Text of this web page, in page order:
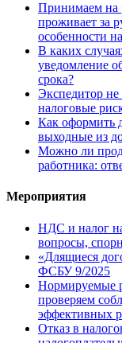
Принимаем на
проживает за
особенности
В каких
уведомление
срока?
Экспедитор не
налоговые
Как оформить
выходные из
Можно ли
работника:
Мероприятия
НДС и налог
вопросы,
«Длящиеся
ФСБУ 9/2025
Нормируемые
проверяем
эффективных
Отказ в